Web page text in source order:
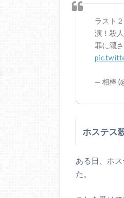
ラスト
演！殺
罪に隠
— 相棒
ホステス
ある日、ホ
た。